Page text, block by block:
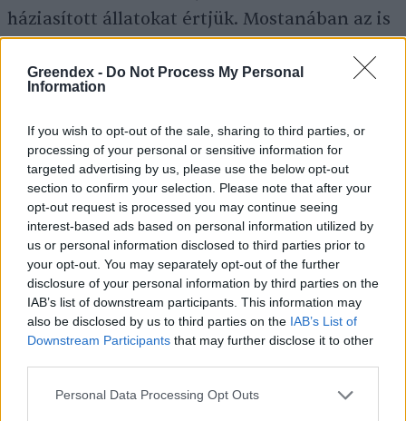
Greendex - Do Not Process My Personal
Information
If you wish to opt-out of the sale, sharing to third parties, or
processing of your personal or sensitive information for
targeted advertising by us, please use the below opt-out
section to confirm your selection. Please note that after your
opt-out request is processed you may continue seeing
interest-based ads based on personal information utilized by
us or personal information disclosed to third parties prior to
your opt-out. You may separately opt-out of the further
disclosure of your personal information by third parties on the
IAB’s list of downstream participants. This information may
also be disclosed by us to third parties on the IAB’s List of
Downstream Participants that may further disclose it to other
Personal Data Processing Opt Outs
háziasított állatokat értjük. Mostanában az is
egyre gyakoribb, hogy a különböző állatfajok a
városi körülmények között próbálnak
embernek az állatvilág környezetébe való
beavatkozása idézte elő. Mára a legtöbb
zöldövezet is emberi, lakott területté alakult
át, az élővilágot egyre inkább kiszorítva.
Ezért az alkalmazkodni képes fajok
megpróbálnak integrálódni a városi
létformába. Ettől függetlenül a hiúz sohasem
fog urbanizálódni, de a görények, a nyestek, a
denevérek, a vörös vércsék és a sünök egyre
gyakoribbak a városi és kertes házas
övezetekben. Nem beszélve a rókák, a sakálok